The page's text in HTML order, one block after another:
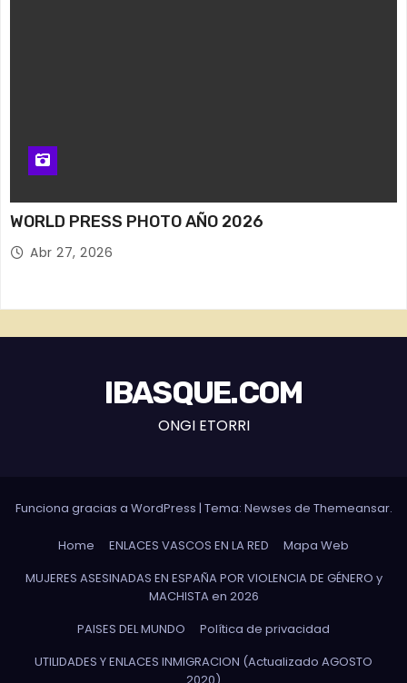
WORLD PRESS PHOTO AÑO 2026
Abr 27, 2026
IBASQUE.COM
ONGI ETORRI
Funciona gracias a WordPress | Tema: Newses de Themeansar.
Home ENLACES VASCOS EN LA RED
Mapa Web
MUJERES ASESINADAS EN ESPAÑA POR VIOLENCIA DE GÉNERO y
MACHISTA en 2026
PAISES DEL MUNDO
Política de privacidad
UTILIDADES Y ENLACES INMIGRACION (Actualizado AGOSTO